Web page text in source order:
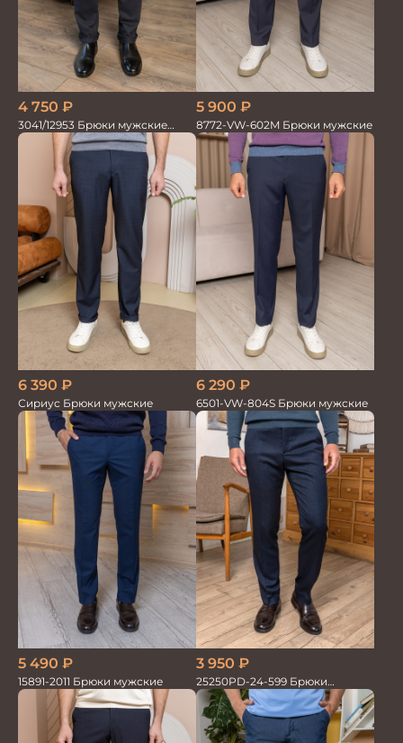
4 750 ₽
3041/12953 Брюки мужские
парламент
5 900 ₽
8772-VW-602M Брюки мужские
6 390 ₽
Сириус Брюки мужские
6 290 ₽
6501-VW-804S Брюки мужские
5 490 ₽
15891-2011 Брюки мужские
3 950 ₽
25250PD-24-599 Брюки
мужские